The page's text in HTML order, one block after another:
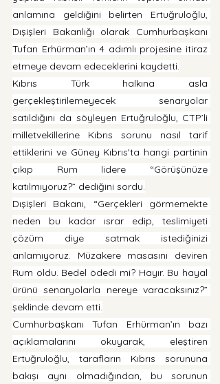
anlamına geldiğini belirten Ertuğruloğlu,
Dışişleri Bakanlığı olarak Cumhurbaşkanı
Tufan Erhürman’ın 4 adımlı projesine itiraz
etmeye devam edeceklerini kaydetti.
Kıbrıs Türk halkına asla
gerçekleştirilemeyecek senaryolar
satıldığını da söyleyen Ertuğruloğlu, CTP’li
milletvekillerine Kıbrıs sorunu nasıl tarif
ettiklerini ve Güney Kıbrıs'ta hangi partinin
çıkıp Rum lidere “Görüşünüze
katılmıyoruz?” dediğini sordu.
Dışişleri Bakanı, “Gerçekleri görmemekte
neden bu kadar ısrar edip, teslimiyeti
çözüm diye satmak istediğinizi
anlamıyoruz. Müzakere masasını deviren
Rum oldu. Bedel ödedi mi? Hayır. Bu hayal
ürünü senaryolarla nereye varacaksınız?”
şeklinde devam etti.
Cumhurbaşkanı Tufan Erhürman’ın bazı
açıklamalarını okuyarak, eleştiren
Ertuğruloğlu, tarafların Kıbrıs sorununa
bakışı aynı olmadığından, bu sorunun